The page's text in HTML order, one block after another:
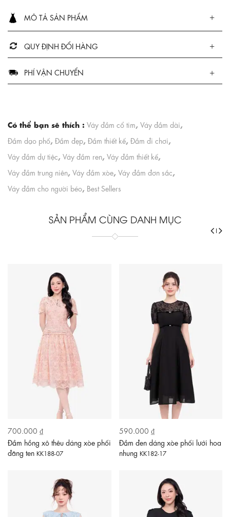
MÔ TẢ SẢN PHẨM
QUY ĐỊNH ĐỔI HÀNG
PHÍ VẬN CHUYỂN
Có thể bạn sẽ thích : Váy đầm cổ tim, Váy đầm dài,
Đầm dạo phố, Đầm đẹp, Đầm thiết kế, Đầm đi chơi,
Váy đầm dự tiệc, Váy đầm ren, Váy đầm thiết kế,
Váy đầm trung niên, Váy đầm xòe, Váy đầm đơn sắc,
Váy đầm cho người béo, Best Sellers
SẢN PHẨM CÙNG DANH MỤC
700.000 ₫
Đầm hồng xô thêu dáng xòe phối
đăng ten KK188-07
590.000 ₫
Đầm đen dáng xòe phối lưới hoa
nhung KK182-17